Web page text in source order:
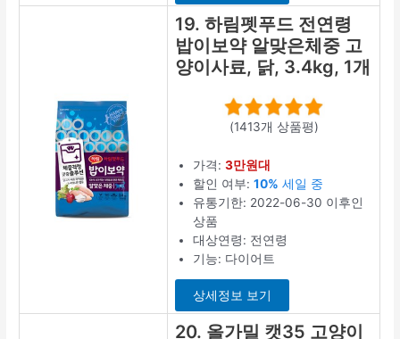
19. 하림펫푸드 전연령
밥이보약 알맞은체중 고
양이사료, 닭, 3.4kg, 1개
(1413개 상품평)
가격:3만원대
할인 여부:10% 세일 중
유통기한: 2022-06-30 이후인
상품
대상연령: 전연령
기능: 다이어트
상세정보 보기
20. 올가밀 캣35 고양이